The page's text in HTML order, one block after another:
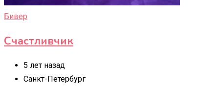
Бивер
Счастливчик
5 лет назад
Санкт-Петербург